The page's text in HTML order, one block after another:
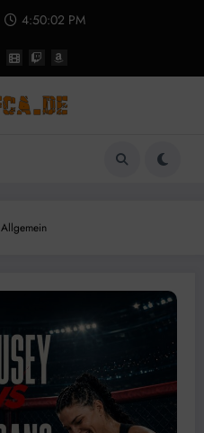
4:50:04 PM
Allgemein